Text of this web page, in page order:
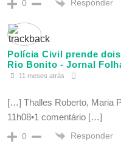
0 Responder
Polícia Civil prende
Rio Bonito - Jornal
11 meses atrás
[…] Thalles Roberto, Maria
11h08•1 comentário […]
0 Responder